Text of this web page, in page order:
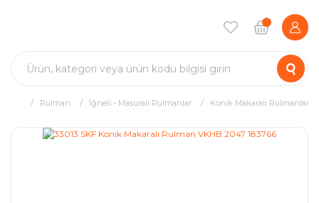
Rulman İğneli - Masuralı Rulmanlar Konik Makaralı Rulmanlar